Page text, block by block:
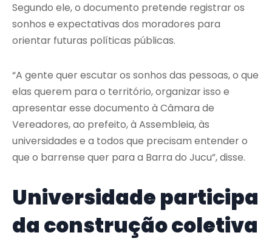
Segundo ele, o documento pretende registrar os
sonhos e expectativas dos moradores para
orientar futuras políticas públicas.
“A gente quer escutar os sonhos das pessoas, o que
elas querem para o território, organizar isso e
apresentar esse documento à Câmara de
Vereadores, ao prefeito, à Assembleia, às
universidades e a todos que precisam entender o
que o barrense quer para a Barra do Jucu”, disse.
Universidade participa
da construção coletiva